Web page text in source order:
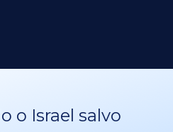
o Israel salvo